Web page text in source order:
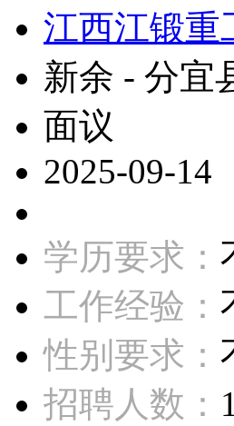
江西江锻重
新余 - 分宜
面议
2025-09-14
学历要求：
工作经验：
性别要求：
招聘人数：